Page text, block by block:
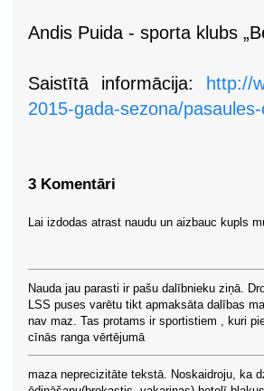
Andis Puida - sporta klubs
Saistītā informācija:
http://
2015-gada-sezona/
3 Komentāri
Lai izdodas atrast naudu un aizbauc kupls
Nauda jau parasti ir pašu dalībnieku ziņā.
LSS puses varētu tikt apmaksāta dalības
nav maz. Tas protams ir sportistiem , kuri
cīnās ranga vērtējumā
maza neprecizitāte tekstā. Noskaidroju, ka